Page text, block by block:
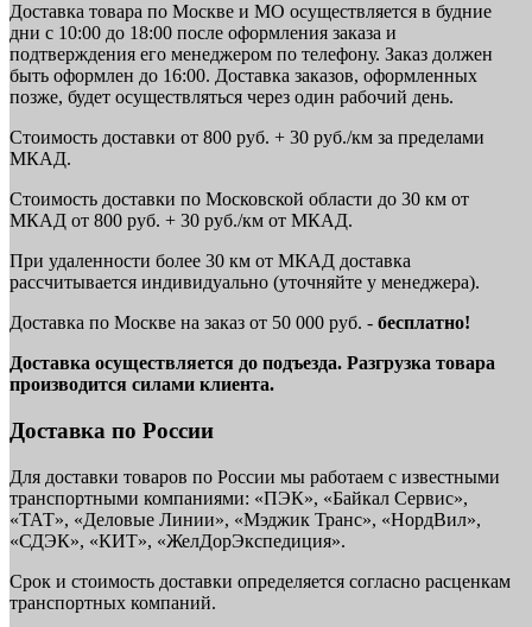
Доставка товара по Москве и МО осуществляется в будние
дни с 10:00 до 18:00 после оформления заказа и
подтверждения его менеджером по телефону. Заказ должен
быть оформлен до 16:00. Доставка заказов, оформленных
позже, будет осуществляться через один рабочий день.
Стоимость доставки от 800 руб. + 30 руб./км за пределами
МКАД.
Стоимость доставки по Московской области до 30 км от
МКАД от 800 руб. + 30 руб./км от МКАД.
При удаленности более 30 км от МКАД доставка
рассчитывается индивидуально (уточняйте у менеджера).
Доставка по Москве на заказ от 50 000 руб. - бесплатно!
Доставка осуществляется до подъезда. Разгрузка товара
производится силами клиента.
Доставка по России
Для доставки товаров по России мы работаем с известными
транспортными компаниями: «ПЭК», «Байкал Сервис»,
«ТАТ», «Деловые Линии», «Мэджик Транс», «НордВил»,
«СДЭК», «КИТ», «ЖелДорЭкспедиция».
Срок и стоимость доставки определяется согласно расценкам
транспортных компаний.